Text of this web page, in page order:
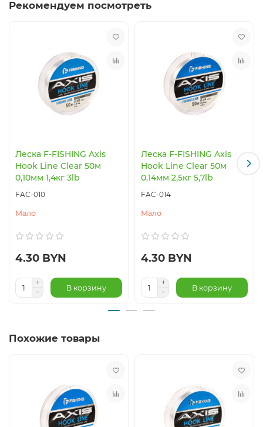
Рекомендуем посмотреть
Леска F-FISHING Axis
Hook Line Clear 50м
0,10мм 1,4кг 3lb
FAC-010
Мало
4.30 BYN
В корзину
Леска F-FISHING Axis
Hook Line Clear 50м
0,14мм 2,5кг 5,7lb
FAC-014
Мало
4.30 BYN
В корзину
Похожие товары